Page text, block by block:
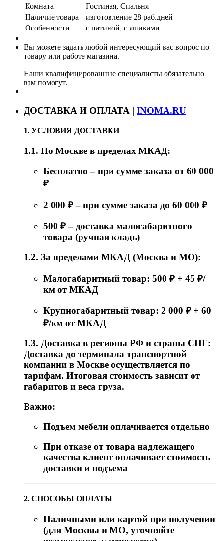
Комната
Гостиная, Спальня
Наличие товара
изготовление 28 раб.дней
Особенности
с патиной, с ящиками
Вы можете задать любой интересующий вас вопрос по
товару или работе магазина.
Наши квалифицированные специалисты обязательно
вам помогут.
ДОСТАВКА И ОПЛАТА | INOMA.RU
1. УСЛОВИЯ ДОСТАВКИ
1.1. По Москве в пределах МКАД:
Бесплатно – при сумме заказа от 60 000
₽
2 000 ₽ – при сумме заказа до 60 000 ₽
500 ₽ – доставка малогабаритного
товара (ручная кладь)
1.2. За пределами МКАД (Москва и МО):
Малогабаритный товар: 500 ₽ + 45 ₽/
км от МКАД
Крупногабаритный товар: 2 000 ₽ + 60
₽/км от МКАД
1.3. Доставка в регионы РФ и страны СНГ:
Доставка до терминала транспортной
компании в Москве осуществляется по
тарифам. Итоговая стоимость зависит от
габаритов и веса груза.
Важно:
Подъем мебели оплачивается отдельно
При отказе от товара надлежащего
качества клиент оплачивает стоимость
доставки и подъема
2. СПОСОБЫ ОПЛАТЫ
Наличными или картой при получении
(для Москвы и МО, уточняйте